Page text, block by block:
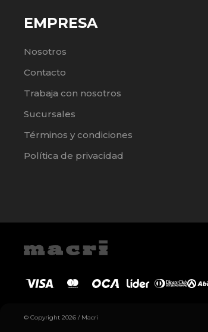
EMPRESA
Nosotros
Contacto
Trabaja con nosotros
Sucursales
Términos y condiciones
Política de privacidad
© Copyright 2026 / Macri